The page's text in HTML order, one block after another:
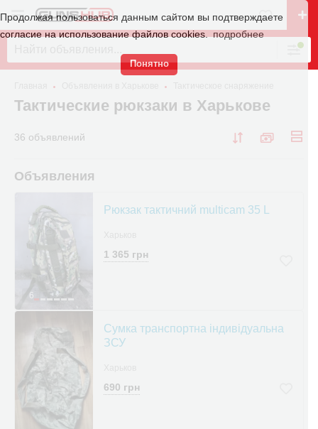
Продолжая пользоваться данным сайтом вы подтверждаете
согласие на использование файлов cookies.
подробнее
Понятно
Тактические рюкзаки в Харькове
36 объявлений
Объявления
6
Рюкзак тактичний multicam 35 L
1 365 грн
Сумка транспортна індивідуальна
ЗСУ
690 грн